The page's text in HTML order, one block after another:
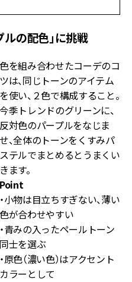
の配色」に挑戦
色を組み合わせたコーデのコ
ツは、同じトーンのアイテム
を使い、２色で構成すること。
今季トレンドのグリーンに、
反対色のパープルをなじま
せ、全体のトーンをくすみパ
ステルでまとめるとうまくい
きます。
Point
・小物は目立ちすぎない、薄い
色が合わせやすい
・青みの入ったペールトーン
同士を選ぶ
・原色（濃い色）はアクセント
カラーとして